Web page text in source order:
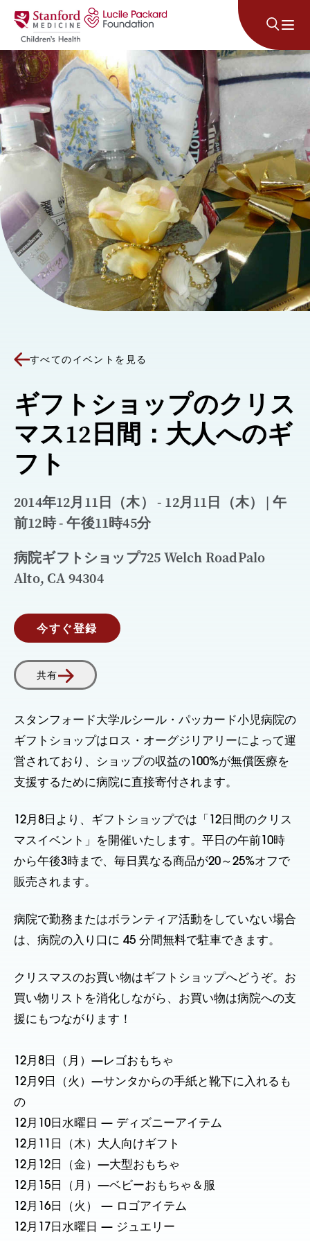
コンテンツにスキップ
すべてのイベントを見る
ギフトショップのクリス
マス12日間：大人へのギ
フト
2014年12月11日（木） - 12月11日（木） | 午
前12時 - 午後11時45分
病院ギフトショップ725 Welch RoadPalo
Alto, CA 94304
今すぐ登録
共有
スタンフォード大学ルシール・パッカード小児病院の
ギフトショップはロス・オーグジリアリーによって運
営されており、ショップの収益の100%が無償医療を
支援するために病院に直接寄付されます。
12月8日より、ギフトショップでは「12日間のクリス
マスイベント」を開催いたします。平日の午前10時
から午後3時まで、毎日異なる商品が20～25%オフで
販売されます。
病院で勤務またはボランティア活動をしていない場合
は、病院の入り口に 45 分間無料で駐車できます。
クリスマスのお買い物はギフトショップへどうぞ。お
買い物リストを消化しながら、お買い物は病院への支
援にもつながります！
12月8日（月）—レゴおもちゃ
12月9日（火）—サンタからの手紙と靴下に入れるも
の
12月10日水曜日 — ディズニーアイテム
12月11日（木）大人向けギフト
12月12日（金）—大型おもちゃ
12月15日（月）—ベビーおもちゃ＆服
12月16日（火） — ロゴアイテム
12月17日水曜日 — ジュエリー